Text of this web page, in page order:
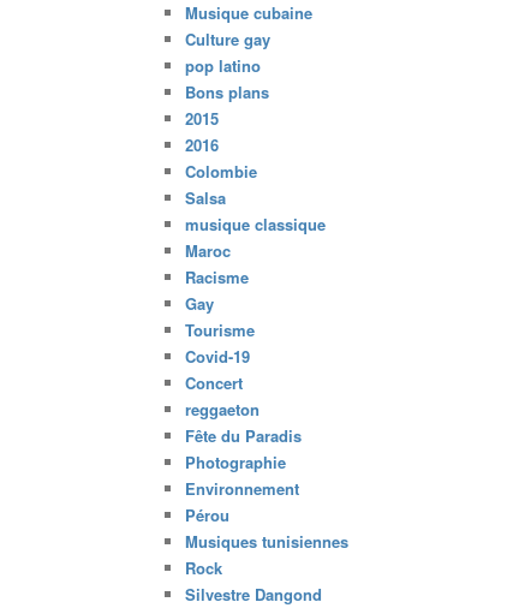
Musique cubaine
Culture gay
pop latino
Bons plans
2015
2016
Colombie
Salsa
musique classique
Maroc
Racisme
Gay
Tourisme
Covid-19
Concert
reggaeton
Fête du Paradis
Photographie
Environnement
Pérou
Musiques tunisiennes
Rock
Silvestre Dangond